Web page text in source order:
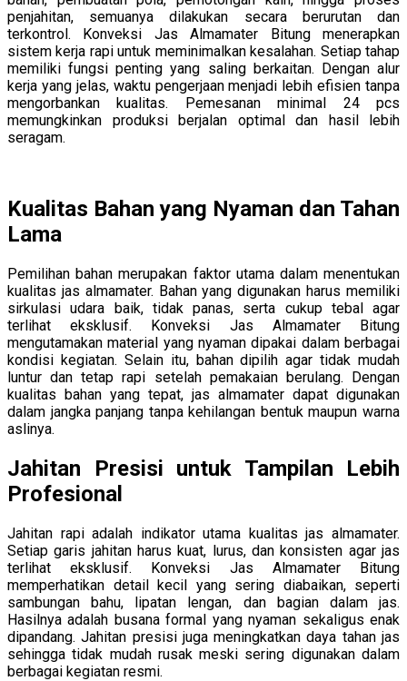
penjahitan, semuanya dilakukan secara berurutan dan
terkontrol. Konveksi Jas Almamater Bitung menerapkan
sistem kerja rapi untuk meminimalkan kesalahan. Setiap tahap
memiliki fungsi penting yang saling berkaitan. Dengan alur
kerja yang jelas, waktu pengerjaan menjadi lebih efisien tanpa
mengorbankan kualitas. Pemesanan minimal 24 pcs
memungkinkan produksi berjalan optimal dan hasil lebih
seragam.
Kualitas Bahan yang Nyaman dan Tahan
Lama
Pemilihan bahan merupakan faktor utama dalam menentukan
kualitas jas almamater. Bahan yang digunakan harus memiliki
sirkulasi udara baik, tidak panas, serta cukup tebal agar
terlihat eksklusif. Konveksi Jas Almamater Bitung
mengutamakan material yang nyaman dipakai dalam berbagai
kondisi kegiatan. Selain itu, bahan dipilih agar tidak mudah
luntur dan tetap rapi setelah pemakaian berulang. Dengan
kualitas bahan yang tepat, jas almamater dapat digunakan
dalam jangka panjang tanpa kehilangan bentuk maupun warna
aslinya.
Jahitan Presisi untuk Tampilan Lebih
Profesional
Jahitan rapi adalah indikator utama kualitas jas almamater.
Setiap garis jahitan harus kuat, lurus, dan konsisten agar jas
terlihat eksklusif. Konveksi Jas Almamater Bitung
memperhatikan detail kecil yang sering diabaikan, seperti
sambungan bahu, lipatan lengan, dan bagian dalam jas.
Hasilnya adalah busana formal yang nyaman sekaligus enak
dipandang. Jahitan presisi juga meningkatkan daya tahan jas
sehingga tidak mudah rusak meski sering digunakan dalam
berbagai kegiatan resmi.